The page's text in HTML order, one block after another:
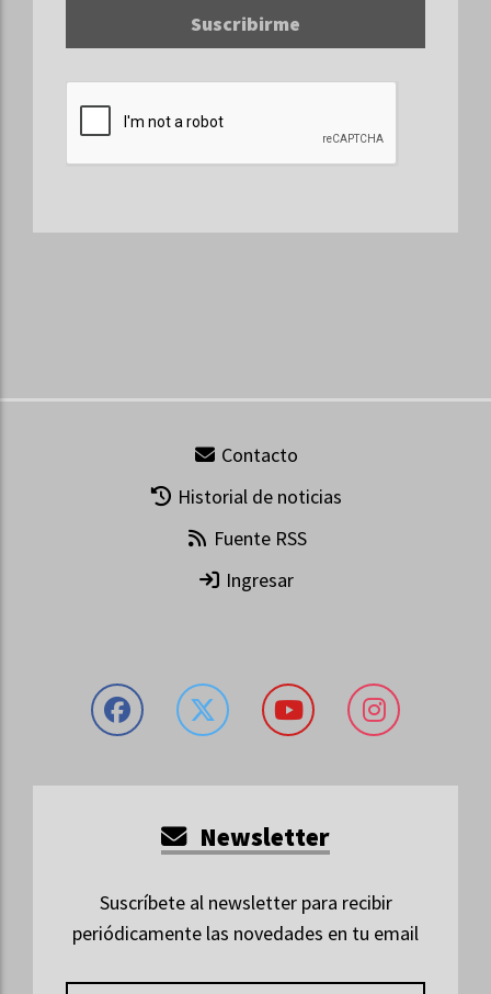
Suscribirme
Contacto
Historial de noticias
Fuente RSS
Ingresar
Newsletter
Suscríbete al newsletter para recibir
periódicamente las novedades en tu email